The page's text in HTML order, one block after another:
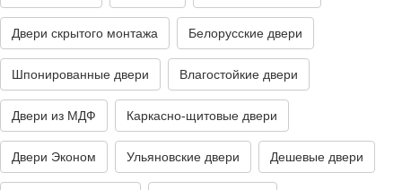
Двери скрытого монтажа Белорусские двери
Шпонированные двери Влагостойкие двери
Двери из МДФ Каркасно-щитовые двери
Двери Эконом Ульяновские двери Дешевые двери